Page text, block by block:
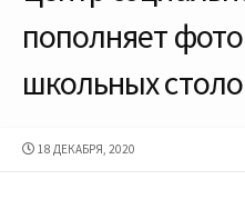
пополняет
школьных
ДАТА
18 ДЕКАБРЯ, 2020